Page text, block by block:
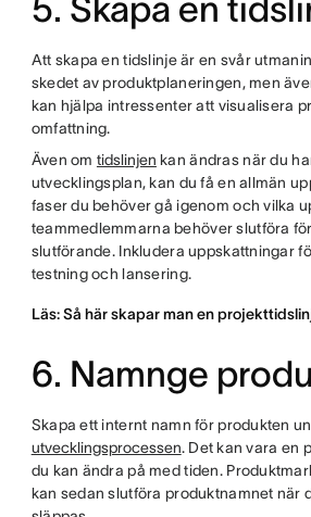
5. Skapa en
Att skapa en tidslinje är en svår
skedet av produktplaneringen, men
kan hjälpa intressenter att visualisera
omfattning.
Även om tidslinjen kan ändras när du
utvecklingsplan, kan du få en allmän
faser du behöver gå igenom och vilka
teammedlemmarna behöver slutföra
slutförande. Inkludera uppskattningar
testning och lansering.
Läs: Så här skapar man en
6. Namnge
Skapa ett internt namn för produkten
utvecklingsprocessen. Det kan vara en
du kan ändra på med tiden.
kan sedan slutföra produktnamnet när